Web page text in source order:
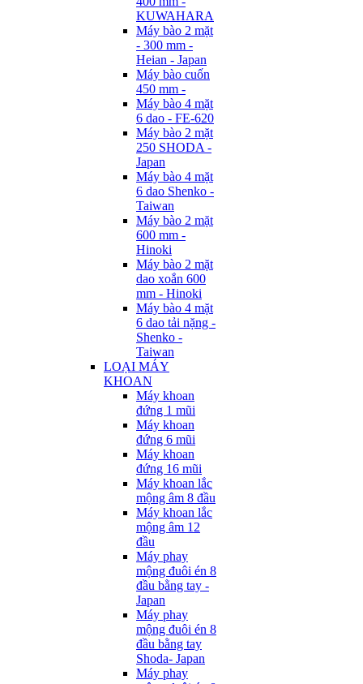
KUWAHARA
Máy bào 2 mặt
- 300 mm -
Heian - Japan
Máy bào cuốn
450 mm -
Máy bào 4 mặt
6 dao - FE-620
Máy bào 2 mặt
250 SHODA -
Japan
Máy bào 4 mặt
6 dao Shenko -
Taiwan
Máy bào 2 mặt
600 mm -
Hinoki
Máy bào 2 mặt
dao xoắn 600
mm - Hinoki
Máy bào 4 mặt
6 dao tải nặng -
Shenko -
Taiwan
LOẠI MÁY
KHOAN
Máy khoan
đứng 1 mũi
Máy khoan
đứng 6 mũi
Máy khoan
đứng 16 mũi
Máy khoan lắc
mộng âm 8 đầu
Máy khoan lắc
mộng âm 12
đầu
Máy phay
mộng đuôi én 8
đầu bằng tay -
Japan
Máy phay
mộng đuôi én 8
đầu bằng tay
Shoda- Japan
Máy phay